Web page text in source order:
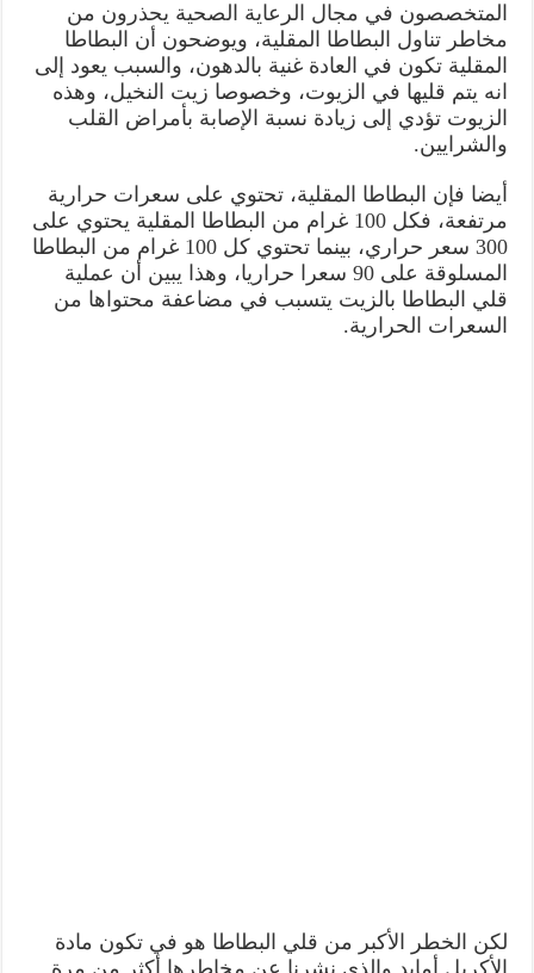
المتخصصون في مجال الرعاية الصحية يحذرون من
مخاطر تناول البطاطا المقلية، ويوضحون أن البطاطا
المقلية تكون في العادة غنية بالدهون، والسبب يعود إلى
انه يتم قليها في الزيوت، وخصوصا زيت النخيل، وهذه
الزيوت تؤدي إلى زيادة نسبة الإصابة بأمراض القلب
والشرايين.
أيضا فإن البطاطا المقلية، تحتوي على سعرات حرارية
مرتفعة، فكل 100 غرام من البطاطا المقلية يحتوي على
300 سعر حراري، بينما تحتوي كل 100 غرام من البطاطا
المسلوقة على 90 سعرا حراريا، وهذا يبين أن عملية
قلي البطاطا بالزيت يتسبب في مضاعفة محتواها من
السعرات الحرارية.
لكن الخطر الأكبر من قلي البطاطا هو في تكون مادة